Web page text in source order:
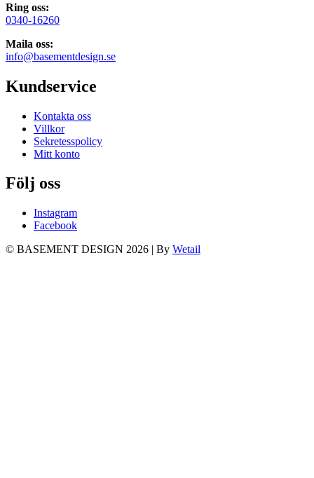
Ring oss:
0340-16260
Maila oss:
info@basementdesign.se
Kundservice
Kontakta oss
Villkor
Sekretesspolicy
Mitt konto
Följ oss
Instagram
Facebook
© BASEMENT DESIGN 2026 | By Wetail